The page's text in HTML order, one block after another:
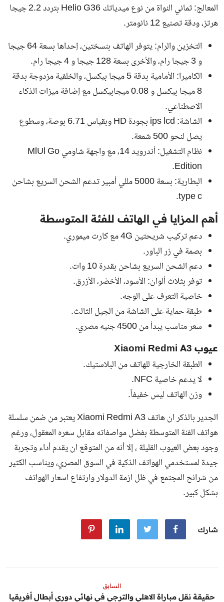
المعالج: ثماني النواة من نوع ميدياتك Helio G36 بتردد 2.2 جيجا
هرتز، ودقة تصنيع 12 نانومتر.
التخزين والرام: يتوفر الهاتف بنسختين، إحداها بسعة 64 جيجا
و 3 جيجا رام، والأخرى بسعة 128 جيجا و 4 جيجا رام.
الكاميرا: الأمامية بدقة 5 ميجا بيكسل، والخلفية مزدوجة بدقة
8 ميجا بيكسل و 0.08 ميجابيكسل مع إضافة ميزات الذكاء
الاصطناعي.
الشاشة: ips lcd بجودة HD وبقياس 6.71 بوصة، وسطوع
يصل لنحو 500 شمعة.
نظام التشغيل: أندرويد 14، مع واجهة شاومي MlUl Go
Edition.
البطارية: بسعة 5000 مللي أمبير تدعم الشحن السريع بشاحن
type c.
أهم المزايا في الهاتف للفئة المتوسطة
دعم تركيب شريحتين 4G مع كارت ميموري.
بصمة في زر الباور.
دعم الشحن السريع بشاحن بقدرة 10 وات.
توفر بثلاث ألوان: الأسود، الأخضر، الأزرق.
خاصية التعرف على الوجه.
طبقة حماية على الشاشة من الجيل الثالث.
سعر مناسب يبدأ من 4500 جنيه مصري.
عيوب Xiaomi Redmi A3
الطبقة الخارجية للهاتف من البلاستيك.
لا يدعم خاصية NFC.
وزن الهاتف ليس خفيفاً.
الجدير بالذكر ان هاتف Xiaomi Redmi A3 يعتبر من ضمن سلسلة
هواتف الفئة المتوسطة بفضل مواصفاته مقابل سعره المعقول، ورغم
وجود بعض العيوب القليلة ، إلا أنه من المتوقع ان يقدم أداء وتجربة
جيدة لمستخدمي الهواتف الذكية في السوق المصري، ويناسب الكثير
من شرائح المجتمع في ظل ازمة الدولار وارتفاع اسعار الهواتف
بشكل كبير.
شارك
السابق
حقيقة نقل مباراة الاهلي والترجي في نهائي دوري أبطال أفريقيا